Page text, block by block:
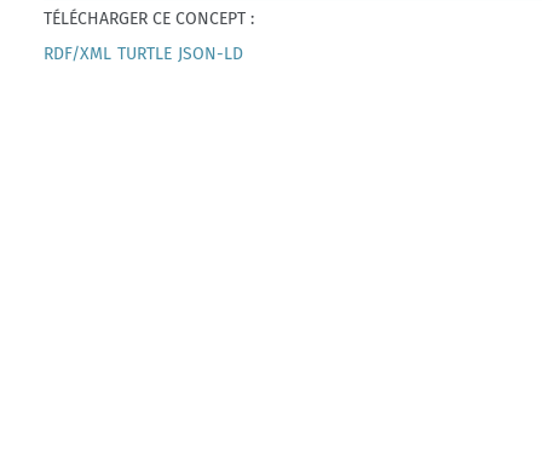
TÉLÉCHARGER CE CONCEPT :
RDF/XML TURTLE JSON-LD